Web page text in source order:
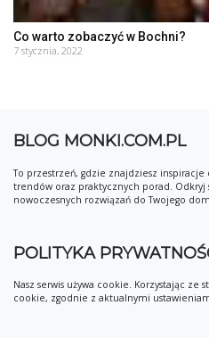
Co warto zobaczyć w Bochni?
7 stycznia, 2022
BLOG MONKI.COM.PL
To przestrzeń, gdzie znajdziesz
trendów oraz praktycznych porad. Odkryj
nowoczesnych rozwiązań do Twojego
POLITYKA
Nasz serwis używa cookie. Korzystając ze
cookie, zgodnie z aktualnymi